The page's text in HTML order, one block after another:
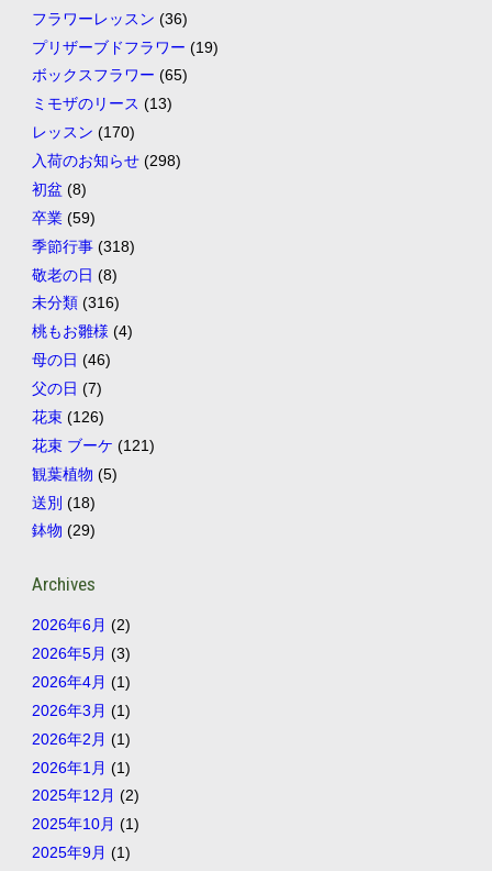
フラワーレッスン (36)
プリザーブドフラワー (19)
ボックスフラワー (65)
ミモザのリース (13)
レッスン (170)
入荷のお知らせ(298)
初盆 (8)
卒業(59)
季節行事(318)
敬老の日 (8)
未分類(316)
桃もお雛様 (4)
母の日 (46)
父の日 (7)
花束(126)
花束 ブーケ (121)
観葉植物 (5)
送別 (18)
鉢物 (29)
Archives
2026年6月 (2)
2026年5月 (3)
2026年4月 (1)
2026年3月 (1)
2026年2月 (1)
2026年1月 (1)
2025年12月 (2)
2025年10月 (1)
2025年9月 (1)